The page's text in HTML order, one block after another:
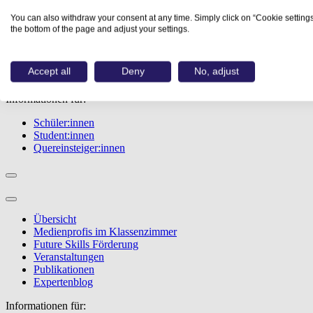
Übersicht
Berufe
Studiengänge
Berufstest
Bewerbungstipps
Informationen für:
Schüler:innen
Student:innen
Quereinsteiger:innen
Übersicht
Medienprofis im Klassenzimmer
Future Skills Förderung
Veranstaltungen
Publikationen
Expertenblog
Informationen für:
You can also withdraw your consent at any time. Simply click on “Cookie
the bottom of the page and adjust your settings.
Accept all Deny No, adjust